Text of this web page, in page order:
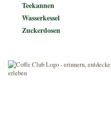
Teekannen
Wasserkessel
Zuckerdosen